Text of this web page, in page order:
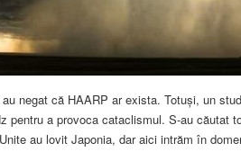
negat că HAARP ar exista. Totuși, un
pentru a provoca cataclismul. S-au căutat
au lovit Japonia, dar aici intrăm în